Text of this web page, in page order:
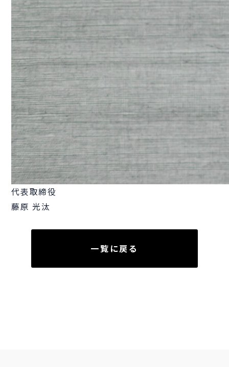
代表取締役
藤原 光汰
一覧に戻る